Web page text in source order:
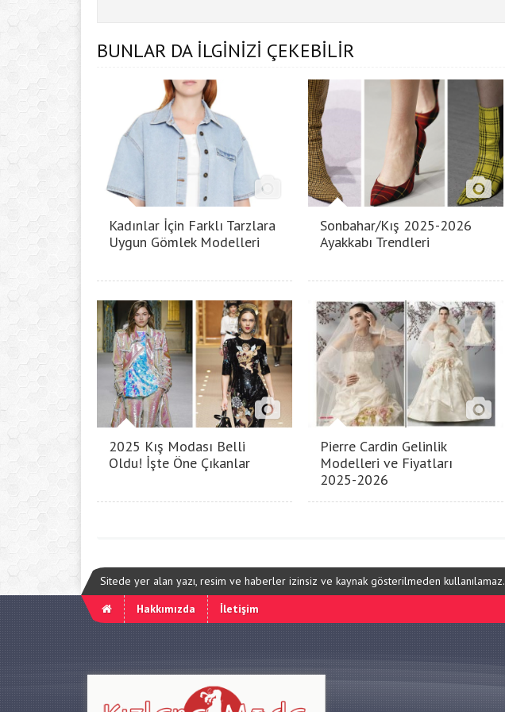
BUNLAR DA İLGİNİZİ ÇEKEBİLİR
Kadınlar İçin Farklı Tarzlara
Uygun Gömlek Modelleri
Sonbahar/Kış 2025-2026
Ayakkabı Trendleri
2025 Kış Modası Belli
Oldu! İşte Öne Çıkanlar
Pierre Cardin Gelinlik
Modelleri ve Fiyatları
2025-2026
Sitede yer alan yazı, resim ve haberler izinsiz ve kaynak gösterilmeden kullanılamaz.
Hakkımızda
İletişim